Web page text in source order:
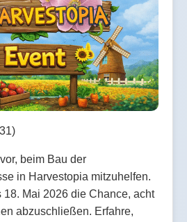
beim Bau der
in Harvestopia mitzuhelfen.
18. Mai 2026 die Chance, acht
abzuschließen. Erfahre,